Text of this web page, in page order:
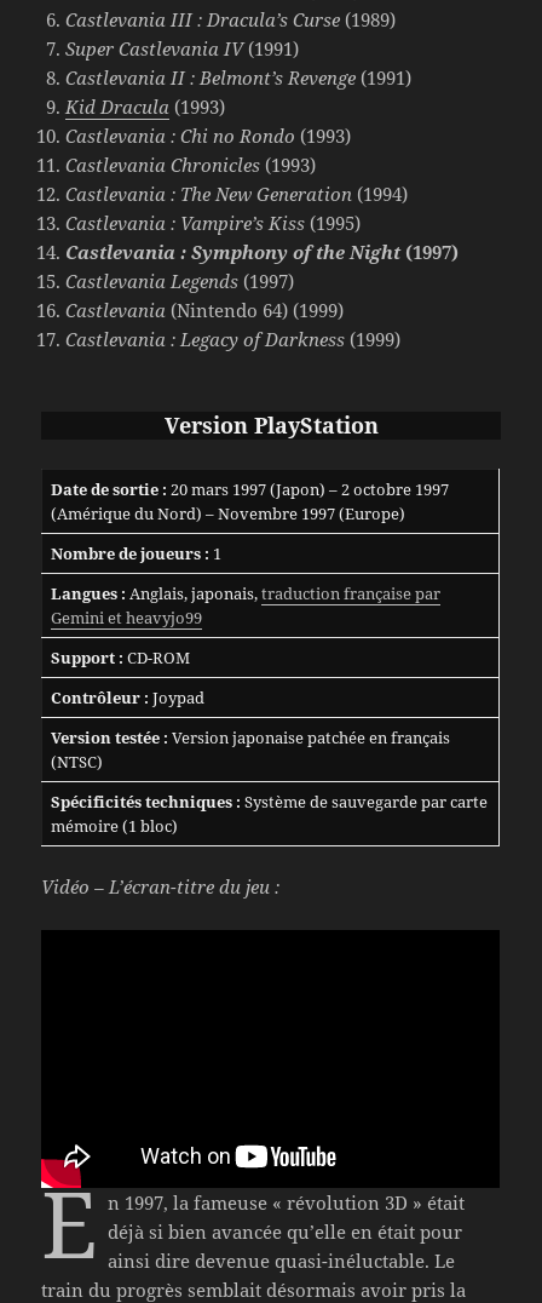
Castlevania III : Dracula’s Curse (1989)
Super Castlevania IV(1991)
Castlevania II : Belmont’s Revenge (1991)
Kid Dracula (1993)
Castlevania : Chi no Rondo (1993)
Castlevania Chronicles (1993)
Castlevania : The New Generation (1994)
Castlevania : Vampire’s Kiss (1995)
Castlevania : Symphony of the Night(1997)
Castlevania Legends (1997)
Castlevania (Nintendo 64) (1999)
Castlevania : Legacy of Darkness (1999)
Version PlayStation
Date de sortie : 20 mars 1997 (Japon) – 2 octobre 1997
(Amérique du Nord) – Novembre 1997 (Europe)
Nombre de joueurs : 1
Langues : Anglais, japonais,traduction française par
Gemini et heavyjo99
Support : CD-ROM
Contrôleur : Joypad
Version testée : Version japonaise patchée en français
(NTSC)
Spécificités techniques : Système de sauvegarde par carte
mémoire (1 bloc)
Vidéo – L’écran-titre du jeu :
E n 1997, la fameuse « révolution 3D » était
déjà si bien avancée qu’elle en était pour
ainsi dire devenue quasi-inéluctable. Le
train du progrès semblait désormais avoir pris la